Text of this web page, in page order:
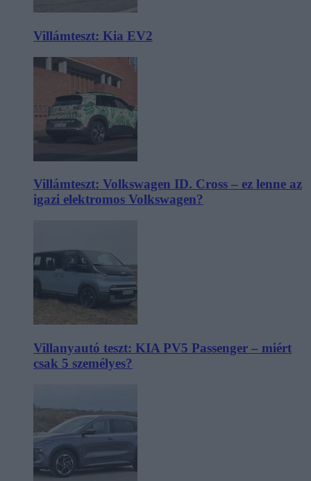
Villámteszt: Kia EV2
Villámteszt: Volkswagen ID. Cross – ez lenne az
igazi elektromos Volkswagen?
Villanyautó teszt: KIA PV5 Passenger – miért
csak 5 személyes?